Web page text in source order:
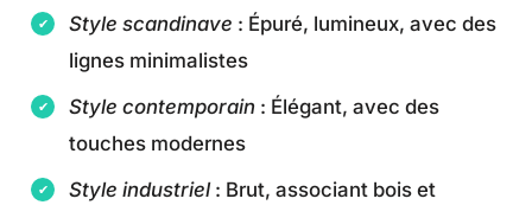
Style scandinave : Épuré, lumineux, avec des
lignes minimalistes
Style contemporain : Élégant, avec des
touches modernes
Style industriel: Brut, associant bois et